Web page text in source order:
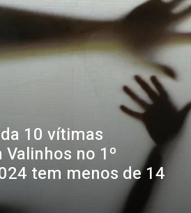
10 vítimas
no 1º
tem menos de 14